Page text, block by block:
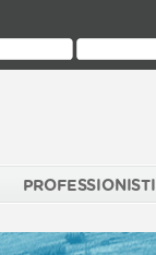
PROFESSIONISTI